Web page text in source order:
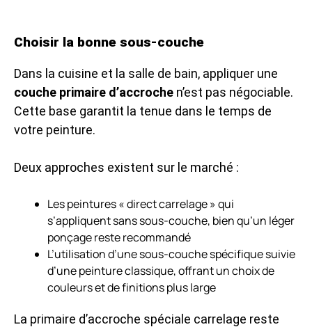
Choisir la bonne sous-couche
Dans la cuisine et la salle de bain, appliquer une
couche primaire d’accroche n’est pas négociable.
Cette base garantit la tenue dans le temps de
votre peinture.
Deux approches existent sur le marché :
Les peintures « direct carrelage » qui
s’appliquent sans sous-couche, bien qu’un léger
ponçage reste recommandé
L’utilisation d’une sous-couche spécifique suivie
d’une peinture classique, offrant un choix de
couleurs et de finitions plus large
La primaire d’accroche spéciale carrelage reste